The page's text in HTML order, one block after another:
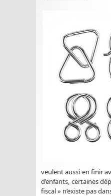
veulent aussi en finir
d’enfants, certaines
fiscal » n’existe pas